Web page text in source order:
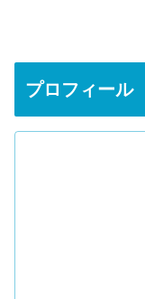
プロフィール